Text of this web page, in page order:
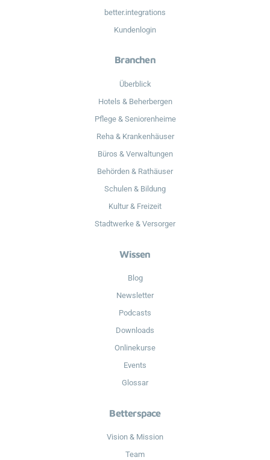
better.integrations
Kundenlogin
Branchen
Überblick
Hotels & Beherbergen
Pflege & Seniorenheime
Reha & Krankenhäuser
Büros & Verwaltungen
Behörden & Rathäuser
Schulen & Bildung
Kultur & Freizeit
Stadtwerke & Versorger
Wissen
Blog
Newsletter
Podcasts
Downloads
Onlinekurse
Events
Glossar
Betterspace
Vision & Mission
Team